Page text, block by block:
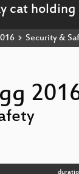
Security &